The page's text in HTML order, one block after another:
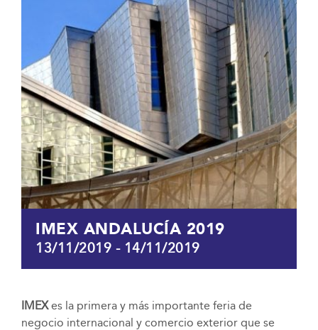
IMEX ANDALUCÍA 2019
13/11/2019 - 14/11/2019
IMEXes la primera y más importante feria de
negocio internacional y comercio exterior que se